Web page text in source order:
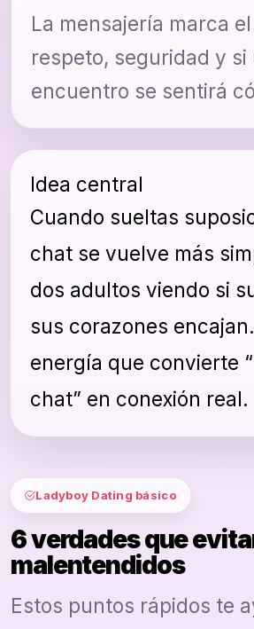
La mensajería marca
respeto, seguridad y si
encuentro se sentirá
Idea central
Cuando sueltas
chat se vuelve más
dos adultos viendo si
sus corazones
energía que convierte
chat” en conexión real.
Ladyboy Dating básico
6 verdades que
malentendidos
Estos puntos rápidos te